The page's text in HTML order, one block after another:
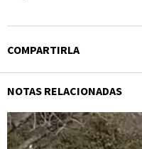
COMPARTIRLA
NOTAS RELACIONADAS